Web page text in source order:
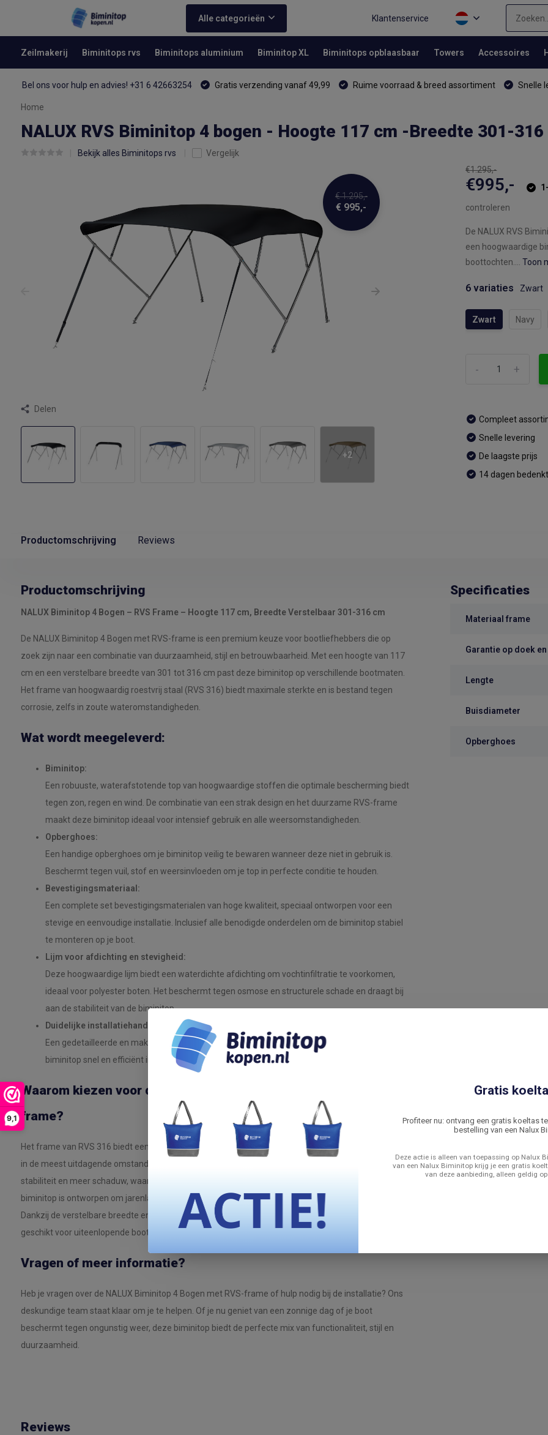
9,1
Alle categorieën Klantenservice
Zeilmakerij Biminitops rvs Biminitops aluminium Biminitop XL Biminitops opblaasbaar Towers Accessoires
Bel ons voor hulp en advies! +31 6 42663254 Gratis verzending vanaf 49,99 Ruime voorraad & breed assortiment Snelle
Home
NALUX RVS Biminitop 4 bogen - Hoogte 117 cm -Breedte 301-316
Bekijk alles Biminitops rvs Vergelijk
€ 1.295,-
€ 995,-
Delen
+2
€1.295,-
€995,-
controleren
De NALUX RVS
een hoogwaardige
boottochten....Toon
6 variaties Zwart
Zwart Navy
+
-
Compleet
Snelle levering
De laagste prijs
14 dagen
Productomschrijving Reviews
Productomschrijving
NALUX Biminitop 4 Bogen – RVS Frame – Hoogte 117 cm, Breedte Verstelbaar 301-316 cm
De NALUX Biminitop 4 Bogen met RVS-frame is een premium keuze voor bootliefhebbers die op
zoek zijn naar een combinatie van duurzaamheid, stijl en betrouwbaarheid. Met een hoogte van 117
cm en een verstelbare breedte van 301 tot 316 cm past deze biminitop op verschillende bootmaten.
Het frame van hoogwaardig roestvrij staal (RVS 316) biedt maximale sterkte en is bestand tegen
corrosie, zelfs in zoute wateromstandigheden.
Wat wordt meegeleverd:
Biminitop:
Een robuuste, waterafstotende top van hoogwaardige stoffen die optimale bescherming biedt
tegen zon, regen en wind. De combinatie van een strak design en het duurzame RVS-frame
maakt deze biminitop ideaal voor intensief gebruik en alle weersomstandigheden.
Opberghoes:
Een handige opberghoes om je biminitop veilig te bewaren wanneer deze niet in gebruik is.
Beschermt tegen vuil, stof en weersinvloeden om je top in perfecte conditie te houden.
Bevestigingsmateriaal:
Een complete set bevestigingsmaterialen van hoge kwaliteit, speciaal ontworpen voor een
stevige en eenvoudige installatie. Inclusief alle benodigde onderdelen om de biminitop stabiel
te monteren op je boot.
Lijm voor afdichting en stevigheid:
Deze hoogwaardige lijm biedt een waterdichte afdichting om vochtinfiltratie te voorkomen,
ideaal voor polyester boten. Het beschermt tegen osmose en structurele schade en draagt bij
aan de stabiliteit van de biminitop.
Duidelijke installatiehandleiding:
Een gedetailleerde en makkelijk te volgen handleiding die stap voor stap uitlegt hoe je de
biminitop snel en efficiënt installeert.
Waarom kiezen voor de NALUX Biminitop 4 Bogen met RVS-
frame?
Het frame van RVS 316 biedt een ongeëvenaarde sterkte en is volledig bestand tegen corrosie, zelfs
in de meest uitdagende omstandigheden op zee. Het extra boogontwerp zorgt voor verbeterde
stabiliteit en meer schaduw, waardoor het ideaal is voor langere tochten en comfort aan boord. Deze
biminitop is ontworpen om jarenlang mee te gaan, zonder concessies te doen aan stijl en comfort.
Dankzij de verstelbare breedte en het gebruik van weerbestendige materialen is de biminitop
geschikt voor uiteenlopende bootmaten en alle weersomstandigheden.
Vragen of meer informatie?
Heb je vragen over de NALUX Biminitop 4 Bogen met RVS-frame of hulp nodig bij de installatie? Ons
deskundige team staat klaar om je te helpen. Of je nu geniet van een zonnige dag of je boot
beschermt tegen ongunstig weer, deze biminitop biedt de perfecte mix van functionaliteit, stijl en
duurzaamheid.
Specificaties
Materiaal frame
Garantie op doek
Lengte
Buisdiameter
Opberghoes
Reviews
Gratis
Profiteer nu: ontvang een gratis koeltas
bestelling van een Nalux
Deze actie is alleen van toepassing op Nalux
van een Nalux Biminitop krijg je een gratis
van deze aanbieding, alleen geldig